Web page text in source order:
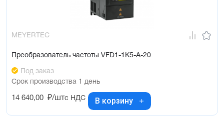
MEYERTEC
Преобразователь частоты VFD1-1K5-A-20
Под заказ
Срок производства 1 день
14 640,00 ₽/штс НДС В корзину